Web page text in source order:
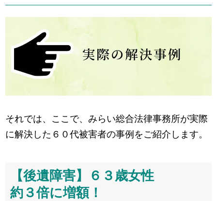
それでは、ここで、みらい総合法律事務所が実際
に解決した６０代被害者の事例をご紹介します。
【後遺障害】６３歳女性
約３倍に増額！